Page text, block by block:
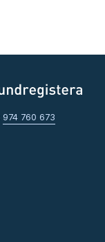
974 760 673